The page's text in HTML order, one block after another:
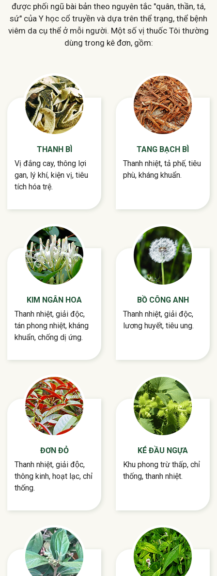
được phối ngũ bài bản theo nguyên tắc "quân, thần, tá,
sứ" của Y học cổ truyền và dựa trên thể trạng, thể bệnh
viêm da cụ thể ở mỗi người. Một số vị thuốc Tôi thường
dùng trong kê đơn, gồm:
THANH BÌ
Vị đắng cay, thông lợi
gan, lý khí, kiện vị, tiêu
tích hóa trệ.
TANG BẠCH BÌ
Thanh nhiệt, tả phế, tiêu
phù, kháng khuẩn.
KIM NGÂN HOA
Thanh nhiệt, giải độc,
tán phong nhiệt, kháng
khuẩn, chống dị ứng.
BỒ CÔNG ANH
Thanh nhiệt, giải độc,
lương huyết, tiêu ung.
ĐƠN ĐỎ
Thanh nhiệt, giải độc,
thông kinh, hoạt lạc, chỉ
thống.
KÉ ĐẦU NGỰA
Khu phong trừ thấp, chỉ
thống, thanh nhiệt.